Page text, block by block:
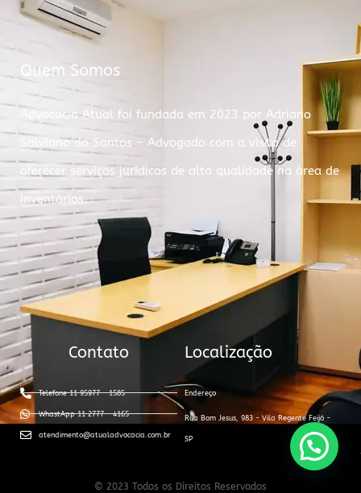
Quem Somos
Advocacia Atual foi fundada em 2023 por Adriano
Salviano do Santos – Advogado com a visão de
oferecer serviços jurídicos de alta qualidade na área de
inventários.
Contato
Telefone 11 95977 - 1585
WhastApp 11 2777 - 4165
atendimento@atualadvocacia.com.br
Localização
Endereço
Rua Bom Jesus, 983 - Vila Regente Feijó -
SP
© 2023 Todos os Direitos Reservados